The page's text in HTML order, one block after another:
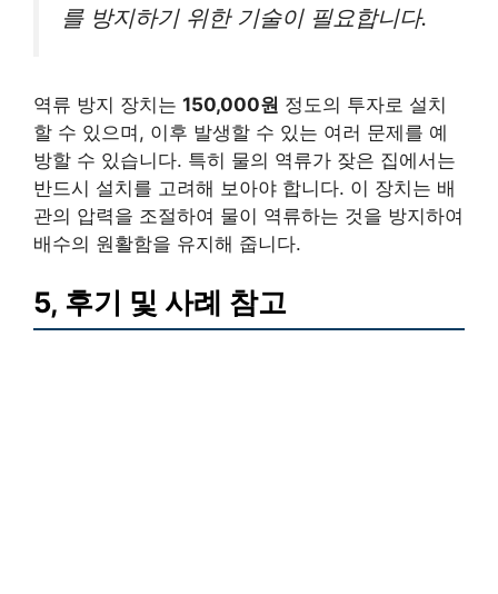
를 방지하기 위한 기술이 필요합니다.
역류 방지 장치는 150,000원 정도의 투자로 설치
할 수 있으며, 이후 발생할 수 있는 여러 문제를 예
방할 수 있습니다. 특히 물의 역류가 잦은 집에서는
반드시 설치를 고려해 보아야 합니다. 이 장치는 배
관의 압력을 조절하여 물이 역류하는 것을 방지하여
배수의 원활함을 유지해 줍니다.
5, 후기 및 사례 참고